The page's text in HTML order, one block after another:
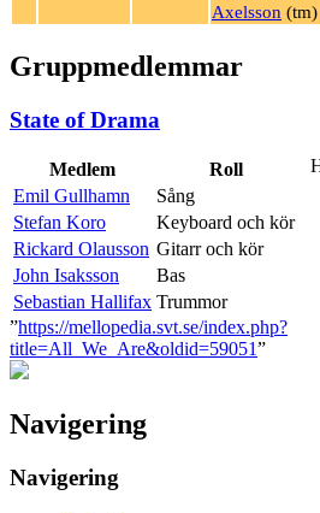
Axelsson (tm)
Gruppmedlemmar
State of Drama
Medlem
Roll
Emil Gullhamn
Sång
Stefan Koro
Keyboard och kör
Rickard Olausson Gitarr och kör
John Isaksson
Bas
Sebastian Hallifax Trummor
”https://mellopedia.svt.se/index.php?
title=All_We_Are&oldid=59051”
Navigering
Navigering